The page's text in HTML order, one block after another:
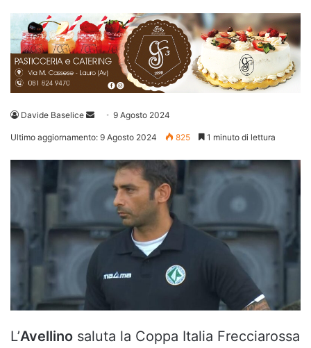
Davide Baselice
Invia 9 Agosto 2024
Ultimo aggiornamento: 9 Agosto 2024 825 1 minuto di lettura
L’Avellino saluta la Coppa Italia Frecciarossa